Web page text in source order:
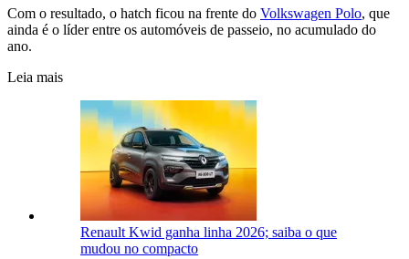
Com o resultado, o hatch ficou na frente do Volkswagen Polo, que
ainda é o líder entre os automóveis de passeio, no acumulado do
ano.
Leia mais
Renault Kwid ganha linha 2026; saiba o que
mudou no compacto